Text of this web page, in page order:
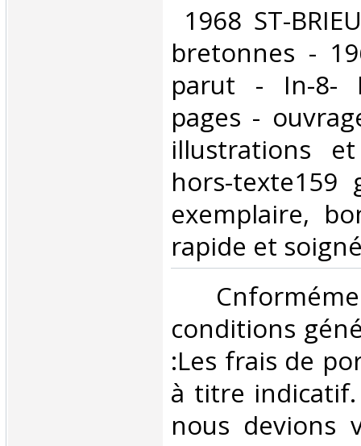
1968 ST-
bretonnes -
parut - In-8-
pages -
illustrations
hors-texte159
exemplaire,
rapide et
conditions
:Les frais de
à titre
nous devions